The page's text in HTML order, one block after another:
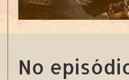
No